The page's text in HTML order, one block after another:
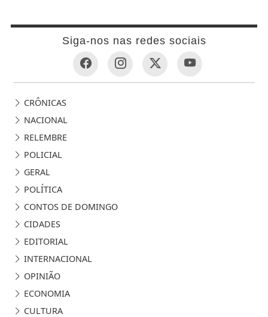
Siga-nos nas redes sociais
CRÔNICAS
NACIONAL
RELEMBRE
POLICIAL
GERAL
POLÍTICA
CONTOS DE DOMINGO
CIDADES
EDITORIAL
INTERNACIONAL
OPINIÃO
ECONOMIA
CULTURA